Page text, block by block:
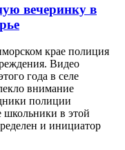
вечеринку в
крае полиция
Видео
года в селе
внимание
полиции
школьники в этой
и инициатор